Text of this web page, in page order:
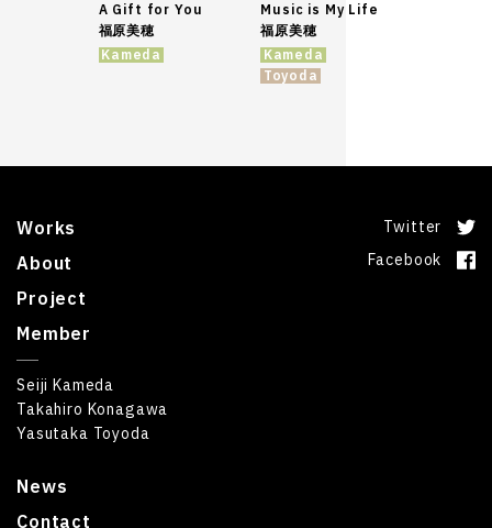
A Gift for You
福原美穂
Kameda
Music is My Life
福原美穂
Kameda
Toyoda
Works
About
News
Project
Member
Seiji Kameda
Takahiro Konagawa
Yasutaka Toyoda
Contact
Twitter
Facebook